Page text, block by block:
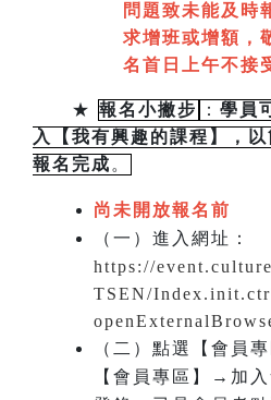
問題致未能及時
求增班或增額，
名首日上午不接
★ 報名小撇步 ： 學員
入【我有興趣的課程】，
報名完成 。
尚未開放報名前
（一）進入網址：
https://
TSEN/
（二）點選【會員
【會員專區】→加